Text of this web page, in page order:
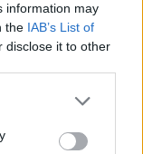
information may
the IAB’s List of
disclose it to other